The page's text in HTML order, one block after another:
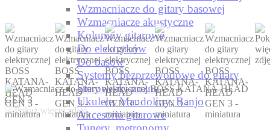
Wzmacniacze do gitary basowej
Wzmacniacze akustyczne
Kolumny gitarowe
Do elektryków
Do basów
Systemy bezprzewodowe do gitary
Sterowniki nożne
Ukulele, Mandoliny, Banjo
Akcesoria gitarowe